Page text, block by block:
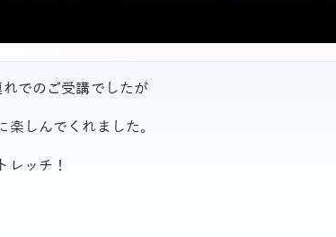
でのご受講でしたが
楽しんでくれました。
レッチ！